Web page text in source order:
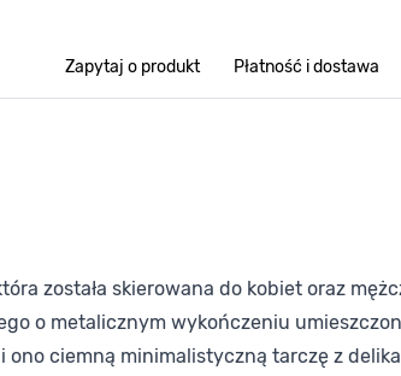
Zapytaj o produkt Płatność i dostawa
została skierowana do kobiet oraz
o metalicznym wykończeniu
ciemną minimalistyczną tarczę z